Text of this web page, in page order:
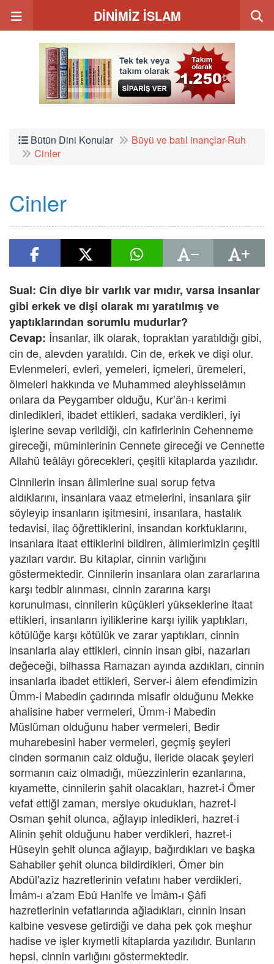
DİNİMİZ İSLAM
Bütün Dini Konular
Büyü ve batıl inançlar-Ruh
Cinler
Cinler
Sual: Cin diye bir varlık var mıdır, varsa insanlar
gibi erkek ve dişi olarak mı yaratılmış ve
yaptıklarından sorumlu mudurlar?
Cevap: İnsanlar, ilk olarak, topraktan yaratıldığı gibi,
cin de, alevden yaratıldı. Cin de, erkek ve dişi olur.
Evlenmeleri, evleri, yemeleri, içmeleri, üremeleri,
ölmeleri hakkında ve Muhammed aleyhisselâmın
onlara da Peygamber olduğu, Kur’ân-ı kerimi
dinledikleri, ibadet ettikleri, sadaka verdikleri, iyi
işlerine sevap verildiği, cin kafirlerinin Cehenneme
gireceği, müminlerinin Cennete gireceği ve Cennette
Allahü teâlâyı görecekleri, çeşitli kitaplarda yazılıdır.
Cinnilerin insan âlimlerine sual sorup fetva
aldıklarını, insanlara vaaz etmelerini, insanlara şiir
söyleyip insanların işitmesini, insanlara, hastalık
tedavisi, ilaç öğrettiklerini, insandan korktuklarını,
insanlara itaat ettiklerini bildiren, âlimlerimizin çeşitli
yazıları vardır. Bu kitaplar, cinnin varlığını
göstermektedir. Cinnilerin insanlara olan zararlarına
karşı tedbir alınması, cinnin zararına karşı
korunulması, cinnilerin küçükleri yükseklerine itaat
ettikleri, insanların iyiliklerine karşı iyilik yaptıkları,
kötülüğe karşı kötülük ve zarar yaptıkları, cinnin
insanlarla alay ettikleri, cinnin insan gibi, nazarları
değeceği, bilhassa Ramazan ayında azdıkları, cinnin
insanlarla ibadet ettikleri, Server-i âlem efendimizin
Ümm-i Mabedin çadırında misafir olduğunu Mekke
ahalisine haber vermeleri, Ümm-i Mabedin
Müslüman olduğunu haber vermeleri, Bedir
muharebesini haber vermeleri, geçmiş şeyleri
cinden sormanın caiz olduğu, ileride olacak şeyleri
sormanın caiz olmadığı, müezzinlerin ezanlarına,
kıyamette, cinnilerin şahit olacakları, hazret-i Ömer
vefat ettiği zaman, mersiye okudukları, hazret-i
Osman şehit olunca, ağlayıp inledikleri, hazret-i
Alinin şehit olduğunu haber verdikleri, hazret-i
Hüseyin şehit olunca ağlayıp, bağırdıkları ve başka
Sahabiler şehit olunca bildirdikleri, Ömer bin
Abdül'azîz hazretlerinin vefatını haber verdikleri,
İmâm-ı a'zam Ebû Hanîfe ve İmâm-ı Şâfi
hazretlerinin vefatlarında ağladıkları, cinnin insan
kalbine vesvese getirdiği ve daha pek çok meşhur
hadise ve işler kıymetli kitaplarda yazılıdır. Bunların
hepsi, cinnin varlığını göstermektedir.